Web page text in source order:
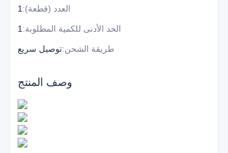
العدد (قطعة):
1
الحد الأدنى للكمية المطلوبة:
1
طريقة الشحن:توصيل سريع
وصف المنتج